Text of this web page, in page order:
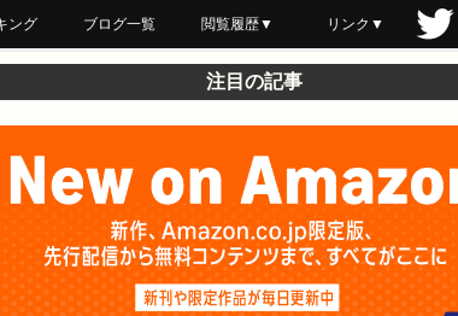
ング ブログ一覧 閲覧履歴▼
最近読んだ
あとで読む
ブックマーク
リンク▼
注目の記事